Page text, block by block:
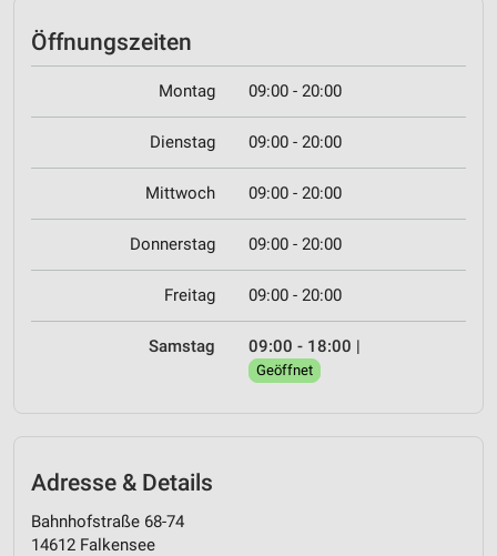
Öffnungszeiten
Montag 09:00 - 20:00
Dienstag 09:00 - 20:00
Mittwoch 09:00 - 20:00
Donnerstag 09:00 - 20:00
Freitag 09:00 - 20:00
Samstag 09:00 - 18:00 |
Geöffnet
Adresse & Details
Bahnhofstraße 68-74
14612 Falkensee